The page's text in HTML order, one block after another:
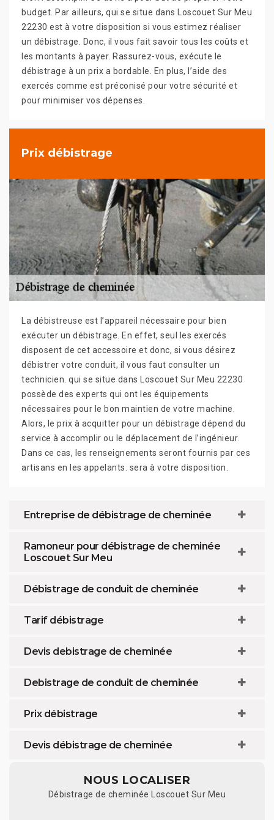
budget. Par ailleurs, qui se situe dans Loscouet Sur Meu
22230 est à votre disposition si vous estimez réaliser
un débistrage. Donc, il vous fait savoir tous les coûts et
les montants à payer. Rassurez-vous, exécute le
débistrage à un prix a bordable. En plus, l’aide des
exercés comme est préconisé pour votre sécurité et
pour minimiser vos dépenses.
Prix débistrage
La débistreuse est l’appareil nécessaire pour bien
exécuter un débistrage. En effet, seul les exercés
disposent de cet accessoire et donc, si vous désirez
débistrer votre conduit, il vous faut consulter un
technicien. qui se situe dans Loscouet Sur Meu 22230
possède des experts qui ont les équipements
nécessaires pour le bon maintien de votre machine.
Alors, le prix à acquitter pour un débistrage dépend du
service à accomplir ou le déplacement de l’ingénieur.
Dans ce cas, les renseignements seront fournis par ces
artisans en les appelants. sera à votre disposition.
Entreprise de débistrage de cheminée
Ramoneur pour débistrage de cheminée
Loscouet Sur Meu
Débistrage de conduit de cheminée
Tarif débistrage
Devis debistrage de cheminée
Debistrage de conduit de cheminée
Prix débistrage
Devis débistrage de cheminée
NOUS LOCALISER
Débistrage de cheminée Loscouet Sur Meu